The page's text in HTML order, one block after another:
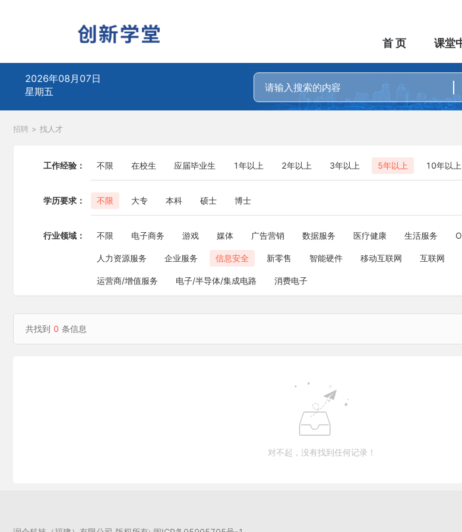
首 页 课堂
2026年08月07日
星期五
招聘 > 找人才
工作经验： 不限 在校生 应届毕业生 1年以上 2年以上 3年以上 5年以上 10年以上
学历要求： 不限 大专 本科 硕士 博士
行业领域： 不限 电子商务 游戏 媒体 广告营销 数据服务 医疗健康 生活服务
人力资源服务 企业服务 信息安全 新零售 智能硬件 移动互联网 互联网
运营商/增值服务 电子/半导体/集成电路 消费电子
共找到 0 条信息
对不起，没有找到任何记录！